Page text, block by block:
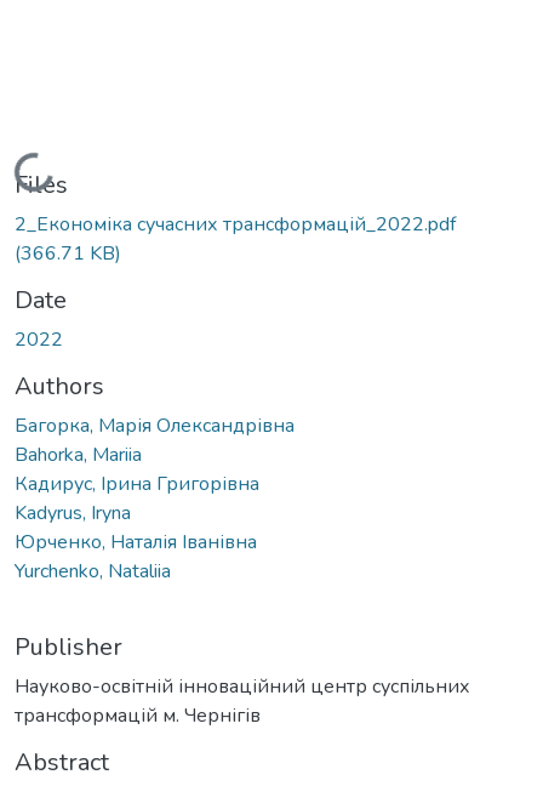
Loading...
Files
2_Економіка сучасних трансформацій_2022.pdf
(366.71 KB)
Date
2022
Authors
Багорка, Марія Олександрівна
Bahorka, Mariia
Кадирус, Ірина Григорівна
Kadyrus, Iryna
Юрченко, Наталія Іванівна
Yurchenko, Nataliia
Publisher
Науково-освітній інноваційний центр суспільних
трансформацій м. Чернігів
Abstract